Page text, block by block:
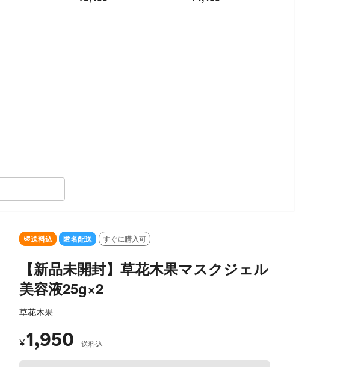
送料込 匿名配送 すぐに購入可
【新品未開封】草花木果マスクジェル
美容液25g×2
草花木果
¥1,950 送料込